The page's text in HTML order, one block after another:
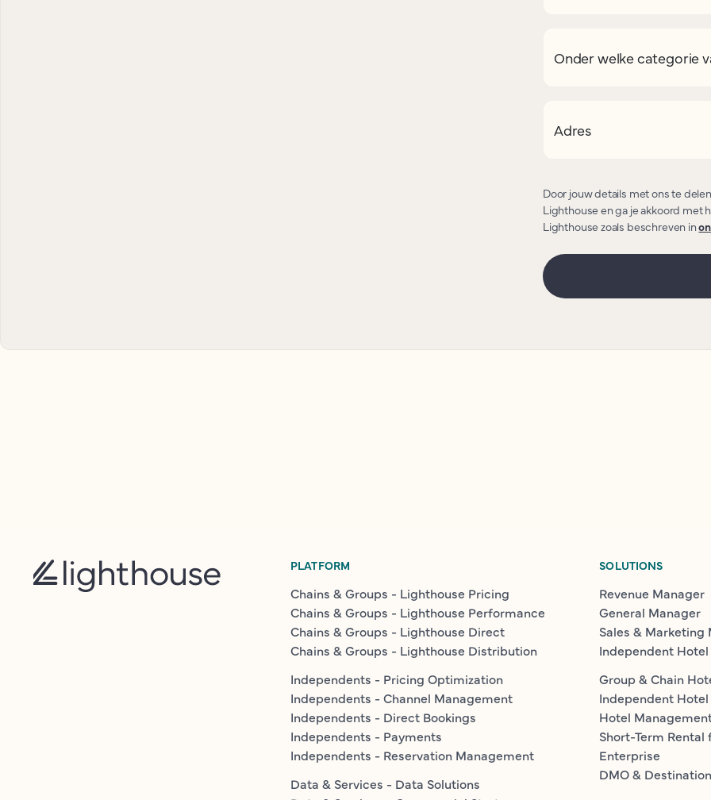
Onder welke categorie
Adres
Door jouw details met ons te
Lighthouse en ga je akkoord met
Lighthouse zoals beschreven in
PLATFORM
Chains & Groups - Lighthouse Pricing
Chains & Groups - Lighthouse Performance
Chains & Groups - Lighthouse Direct
Chains & Groups - Lighthouse Distribution
Independents - Pricing Optimization
Independents - Channel Management
Independents - Direct Bookings
Independents - Payments
Independents - Reservation Management
Data & Services - Data Solutions
SOLUTIONS
Revenue Manager
General Manager
Sales & Marketing
Independent
Group & Chain
Independent Hotel
Hotel
Short-Term Rental
Enterprise
DMO &